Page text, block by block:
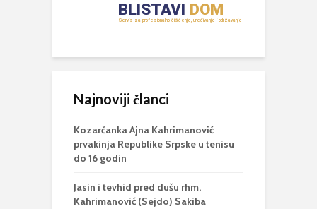
Najnoviji članci
Kozarčanka Ajna Kahrimanović
prvakinja Republike Srpske u tenisu
do 16 godin
Jasin i tevhid pred dušu rhm.
Kahrimanović (Sejdo) Sakiba